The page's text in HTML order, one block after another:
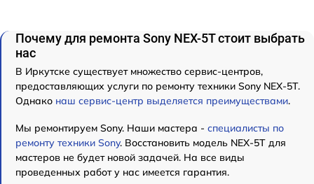
Почему для ремонта Sony NEX-5T стоит выбрать
нас
В Иркутске существует множество сервис-центров,
предоставляющих услуги по ремонту техники Sony NEX-5T.
Однако наш сервис-центр выделяется преимуществами.
Мы ремонтируем Sony. Наши мастера - специалисты по
ремонту техники Sony. Восстановить модель NEX-5T для
мастеров не будет новой задачей. На все виды
проведенных работ у нас имеется гарантия.